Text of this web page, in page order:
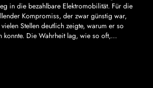
in die bezahlbare Elektromobilität. Für die
Kompromiss, der zwar günstig war,
Stellen deutlich zeigte, warum er so
konnte. Die Wahrheit lag, wie so oft,…